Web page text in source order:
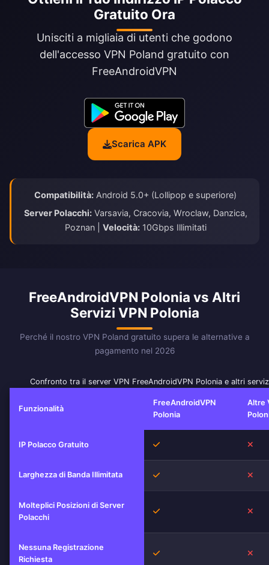
Gratuito Ora
Unisciti a migliaia di utenti che godono
dell'accesso VPN Poland gratuito con
FreeAndroidVPN
Scarica APK
Compatibilità: Android 5.0+ (Lollipop e superiore)
Server Polacchi:Varsavia, Cracovia, Wroclaw, Danzica,
Poznan | Velocità:10Gbps Illimitati
FreeAndroidVPN Polonia vs Altri
Servizi VPN Polonia
Perché il nostro VPN Poland gratuito supera le alternative a
pagamento nel 2026
Confronto tra il server VPN FreeAndroidVPN Polonia e altri
Funzionalità
FreeAndroidVPN
Polonia
Altre
IP Polacco Gratuito Sì
Larghezza di Banda Illimitata Sì
Molteplici Posizioni di Server
Polacchi
Sì
Nessuna Registrazione
Richiesta
Sì